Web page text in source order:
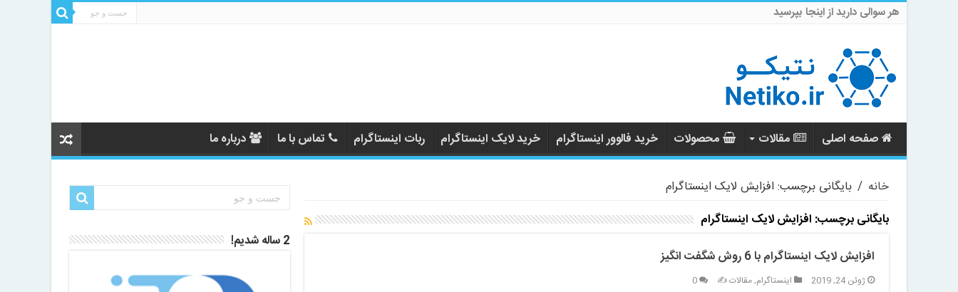
هر سوالی دارید از اینجا بپرسید
صفحه اصلی مقالات محصولات خرید فالوور اینستاگرام خرید لایک اینستاگرام ربات اینستاگرام تماس با ما درباره ما
خانه / بایگانی برچسب: افزایش لایک اینستاگرام
بایگانی برچسب: افزایش لایک اینستاگرام
افزایش لایک اینستاگرام با 6 روش شگفت انگیز
ژوئن 24, 2019 اینستاگرام,مقالات ✍️ 0
2 ساله شدیم!